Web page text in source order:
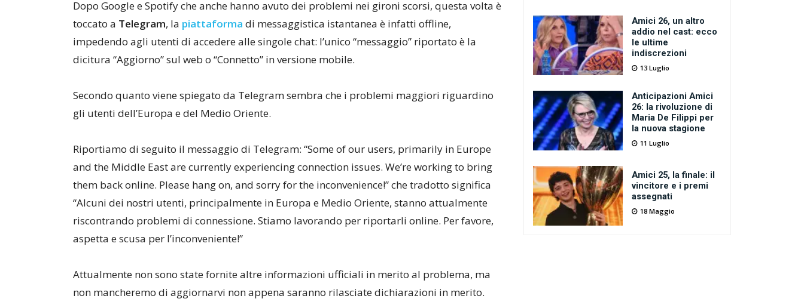
Dopo Google e Spotify che anche hanno avuto dei problemi nei gironi scorsi, questa volta è
toccato a Telegram, la piattaforma di messaggistica istantanea è infatti offline,
impedendo agli utenti di accedere alle singole chat: l’unico “messaggio” riportato è la
dicitura “Aggiorno” sul web o “Connetto” in versione mobile.
Secondo quanto viene spiegato da Telegram sembra che i problemi maggiori riguardino
gli utenti dell’Europa e del Medio Oriente.
Riportiamo di seguito il messaggio di Telegram: “Some of our users, primarily in Europe
and the Middle East are currently experiencing connection issues. We’re working to bring
them back online. Please hang on, and sorry for the inconvenience!” che tradotto significa
“Alcuni dei nostri utenti, principalmente in Europa e Medio Oriente, stanno attualmente
riscontrando problemi di connessione. Stiamo lavorando per riportarli online. Per favore,
aspetta e scusa per l’inconveniente!”
Attualmente non sono state fornite altre informazioni ufficiali in merito al problema, ma
non mancheremo di aggiornarvi non appena saranno rilasciate dichiarazioni in merito.
Amici 26, un altro
addio nel cast: ecco
le ultime
indiscrezioni
13 Luglio
Anticipazioni Amici
26: la rivoluzione di
Maria De Filippi per
la nuova stagione
11 Luglio
Amici 25, la finale: il
vincitore e i premi
assegnati
18 Maggio